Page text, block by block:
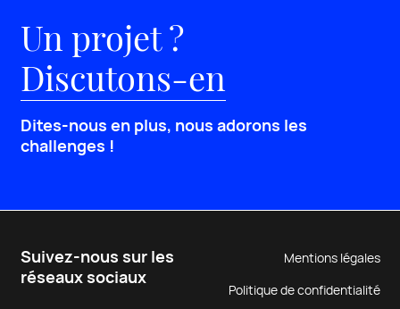
Un projet ?
Discutons-en
Dites-nous en plus, nous adorons les
challenges !
Suivez-nous sur les
réseaux sociaux
Mentions légales
Politique de confidentialité